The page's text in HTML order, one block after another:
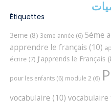
Étiquettes
3eme (8) 3eme année (6) 5éme
apprendre le français (10)
écrire (7) J'apprends le Français
pour les enfants (6) module 2 (6)
vocabulaire (10) vocabulaire